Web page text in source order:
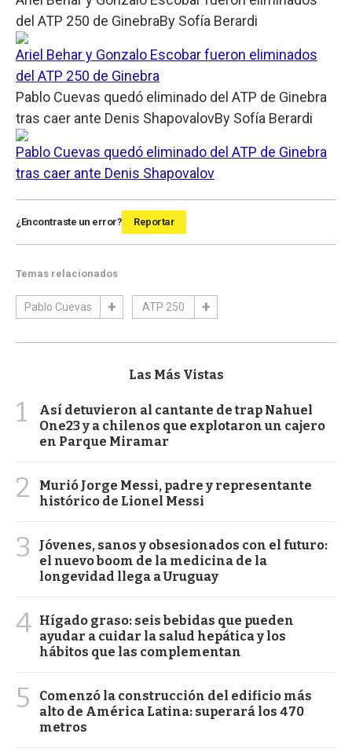
del ATP 250 de GinebraBy Sofía Berardi
Ariel Behar y Gonzalo Escobar fueron eliminados
del ATP 250 de Ginebra
Pablo Cuevas quedó eliminado del ATP de Ginebra
tras caer ante Denis ShapovalovBy Sofía Berardi
Pablo Cuevas quedó eliminado del ATP de Ginebra
tras caer ante Denis Shapovalov
¿Encontraste un error? Reportar
Temas relacionados
Pablo Cuevas ATP 250
Las Más Vistas
1
Así detuvieron al cantante de trap Nahuel
One23 y a chilenos que explotaron un cajero
en Parque Miramar
2
Murió Jorge Messi, padre y representante
histórico de Lionel Messi
3
Jóvenes, sanos y obsesionados con el futuro:
el nuevo boom de la medicina de la
longevidad llega a Uruguay
4 Hígado graso: seis bebidas que pueden
ayudar a cuidar la salud hepática y los
hábitos que las complementan
5
Comenzó la construcción del edificio más
alto de América Latina: superará los 470
metros